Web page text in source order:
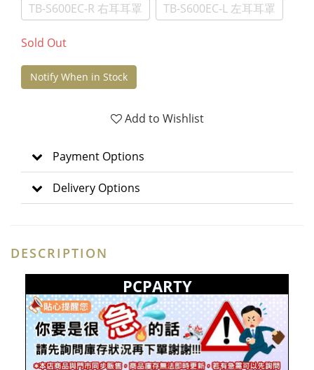
TB-S600EC-R 右耳耳罩
TB-S600EC-L 左耳耳罩
Sold Out
Notify When in Stock
Add to Wishlist
Payment Options
Delivery Options
DESCRIPTION
PCPARTY